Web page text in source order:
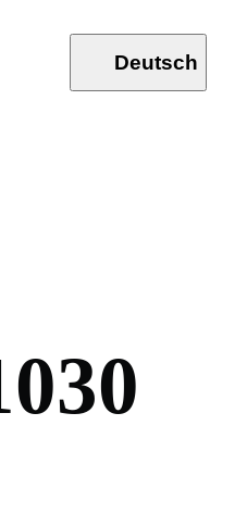
Deutsch
030